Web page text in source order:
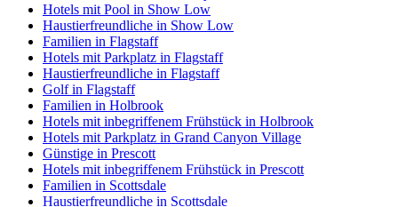
Hotels mit Pool in Show Low
Haustierfreundliche in Show Low
Familien in Flagstaff
Hotels mit Parkplatz in Flagstaff
Haustierfreundliche in Flagstaff
Golf in Flagstaff
Familien in Holbrook
Hotels mit inbegriffenem Frühstück in Holbrook
Hotels mit Parkplatz in Grand Canyon Village
Günstige in Prescott
Hotels mit inbegriffenem Frühstück in Prescott
Familien in Scottsdale
Haustierfreundliche in Scottsdale